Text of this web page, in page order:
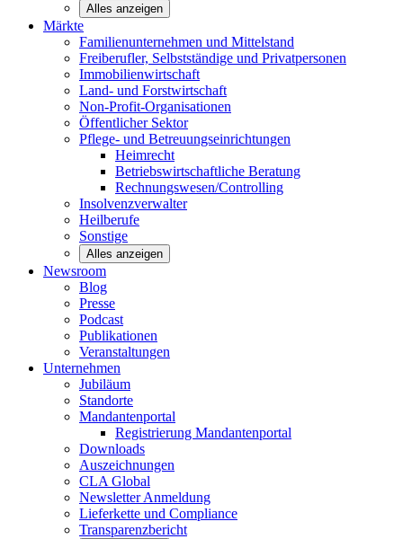
Alles anzeigen
Märkte
Familienunternehmen und Mittelstand
Freiberufler, Selbstständige und Privatpersonen
Immobilienwirtschaft
Land- und Forstwirtschaft
Non-Profit-Organisationen
Öffentlicher Sektor
Pflege- und Betreuungseinrichtungen
Heimrecht
Betriebswirtschaftliche Beratung
Rechnungswesen/Controlling
Insolvenzverwalter
Heilberufe
Sonstige
Alles anzeigen
Newsroom
Blog
Presse
Podcast
Publikationen
Veranstaltungen
Unternehmen
Jubiläum
Standorte
Mandantenportal
Registrierung Mandantenportal
Downloads
Auszeichnungen
CLAGlobal
NewsletterAnmeldung
Lieferkette und Compliance
Transparenzbericht